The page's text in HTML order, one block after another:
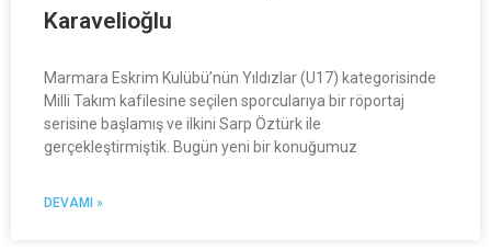
Karavelioğlu
Marmara Eskrim Kulübü’nün Yıldızlar (U17) kategorisinde
Milli Takım kafilesine seçilen sporcularıya bir röportaj
serisine başlamış ve ilkini Sarp Öztürk ile
gerçekleştirmiştik. Bugün yeni bir konuğumuz
DEVAMI »